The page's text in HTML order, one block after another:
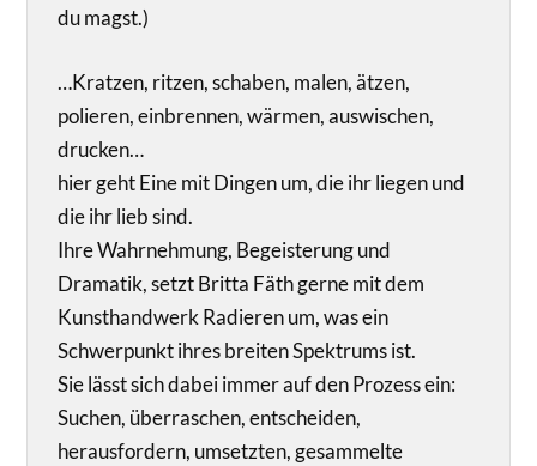
du magst.)
…Kratzen, ritzen, schaben, malen, ätzen,
polieren, einbrennen, wärmen, auswischen,
drucken…
hier geht Eine mit Dingen um, die ihr liegen und
die ihr lieb sind.
Ihre Wahrnehmung, Begeisterung und
Dramatik, setzt Britta Fäth gerne mit dem
Kunsthandwerk Radieren um, was ein
Schwerpunkt ihres breiten Spektrums ist.
Sie lässt sich dabei immer auf den Prozess ein:
Suchen, überraschen, entscheiden,
herausfordern, umsetzten, gesammelte